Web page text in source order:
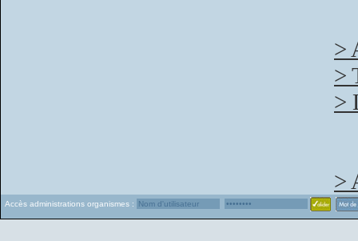
>
>
>
>
Accès administrations organismes :